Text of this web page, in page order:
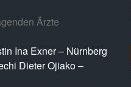
Ärzte
Ina Exner – Nürnberg
Dieter Ojiako –